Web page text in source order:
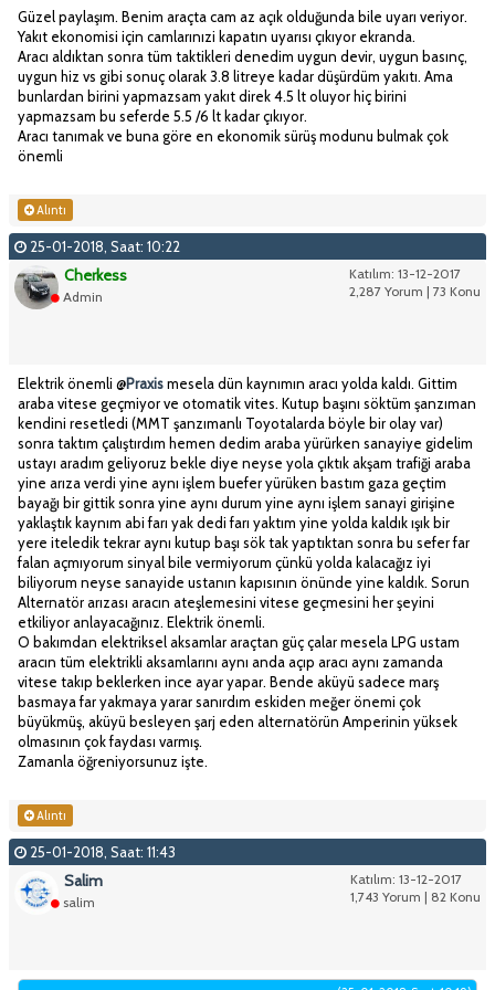
Güzel paylaşım. Benim araçta cam az açık olduğunda bile uyarı veriyor.
Yakıt ekonomisi için camlarınızi kapatın uyarısı çıkıyor ekranda.
Aracı aldıktan sonra tüm taktikleri denedim uygun devir, uygun basınç,
uygun hiz vs gibi sonuç olarak 3.8 litreye kadar düşürdüm yakıtı. Ama
bunlardan birini yapmazsam yakıt direk 4.5 lt oluyor hiç birini
yapmazsam bu seferde 5.5 /6 lt kadar çıkıyor.
Aracı tanımak ve buna göre en ekonomik sürüş modunu bulmak çok
önemli
Alıntı
25-01-2018, Saat: 10:22
Katılım: 13-12-2017
2,287 Yorum | 73 Konu
Cherkess
Admin
Elektrik önemli @Praxismesela dün kaynımın aracı yolda kaldı. Gittim
araba vitese geçmiyor ve otomatik vites. Kutup başını söktüm şanzıman
kendini resetledi (MMT şanzımanlı Toyotalarda böyle bir olay var)
sonra taktım çalıştırdım hemen dedim araba yürürken sanayiye gidelim
ustayı aradım geliyoruz bekle diye neyse yola çıktık akşam trafiği araba
yine arıza verdi yine aynı işlem buefer yürüken bastım gaza geçtim
bayağı bir gittik sonra yine aynı durum yine aynı işlem sanayi girişine
yaklaştık kaynım abi farı yak dedi farı yaktım yine yolda kaldık ışık bir
yere iteledik tekrar aynı kutup başı sök tak yaptıktan sonra bu sefer far
falan açmıyorum sinyal bile vermiyorum çünkü yolda kalacağız iyi
biliyorum neyse sanayide ustanın kapısının önünde yine kaldık. Sorun
Alternatör arızası aracın ateşlemesini vitese geçmesini her şeyini
etkiliyor anlayacağınız. Elektrik önemli.
O bakımdan elektriksel aksamlar araçtan güç çalar mesela LPG ustam
aracın tüm elektrikli aksamlarını aynı anda açıp aracı aynı zamanda
vitese takıp beklerken ince ayar yapar. Bende aküyü sadece marş
basmaya far yakmaya yarar sanırdım eskiden meğer önemi çok
büyükmüş, aküyü besleyen şarj eden alternatörün Amperinin yüksek
olmasının çok faydası varmış.
Zamanla öğreniyorsunuz işte.
Alıntı
25-01-2018, Saat: 11:43
Katılım: 13-12-2017
1,743 Yorum | 82 Konu
Salim
salim